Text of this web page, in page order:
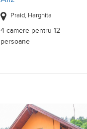
Praid, Harghita
4 camere pentru 12
persoane